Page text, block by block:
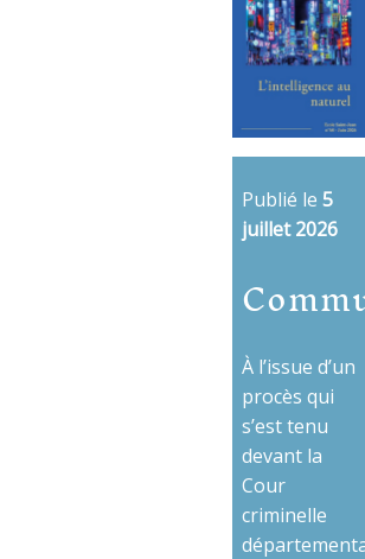
Publié le 5
juillet 2026
À l’issue d’un
procès qui
s’est tenu
devant la
Cour
criminelle